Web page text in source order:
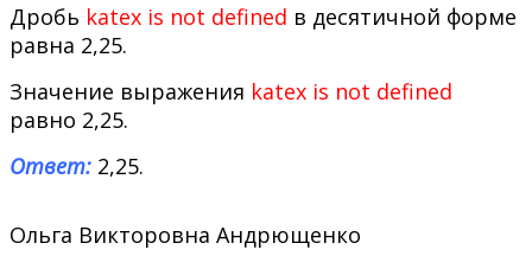
Дробь katex is not defined в десятичной форме
равна 2,25.
Значение выражения katex is not defined
равно 2,25.
Ответ: 2,25.
Ольга Викторовна Андрющенко